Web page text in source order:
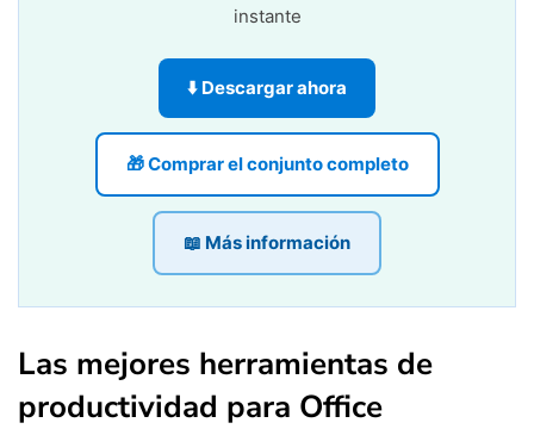
instante
⬇️ Descargar ahora
🎁 Comprar el conjunto completo
📖 Más información
Las mejores herramientas de
productividad para Office